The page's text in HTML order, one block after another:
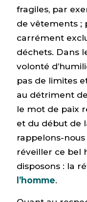
fragiles, par
de vêtements ;
carrément
déchets. Dans
volonté
pas de limites
au détriment
le mot de paix
et du début de
rappelons-
réveiller ce bel
disposons : la
l’homme.